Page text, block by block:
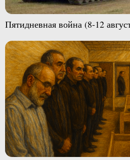
Пятидневная война (8-12